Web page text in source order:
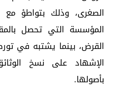
الصغرى، وذلك بتواطؤ
المؤسسة التي تحصل
القرض، بينما يشتبه في
الإشهاد على نسخ
بأصولها.